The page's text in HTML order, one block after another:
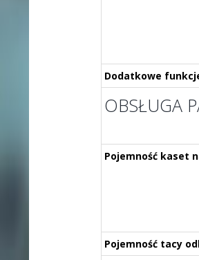
Dodatkowe
OBSŁUGA
Pojemność kaset
Pojemność tacy